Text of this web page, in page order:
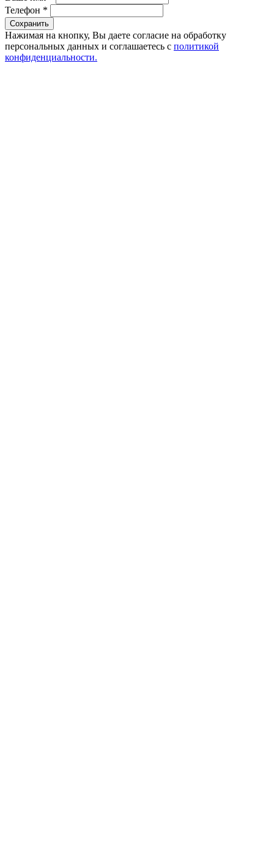
Телефон *
Сохранить
Нажимая на кнопку, Вы даете согласие на обработку
персональных данных и соглашаетесь с политикой
конфиденциальности.